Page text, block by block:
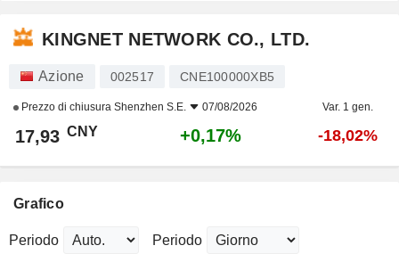
KINGNET NETWORK CO., LTD.
Azione 002517 CNE100000XB5
Prezzo di chiusura Shenzhen S.E. 07/08/2026 Var. 1 gen.
17,93 CNY +0,17% -18,02%
Grafico
Periodo Periodo